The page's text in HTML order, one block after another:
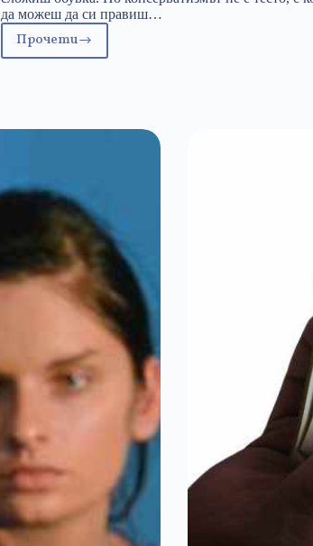
да можеш да си правиш…
ПрочетиУсещане